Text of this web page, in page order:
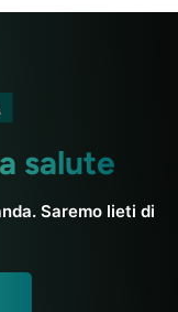
salute
Saremo lieti di